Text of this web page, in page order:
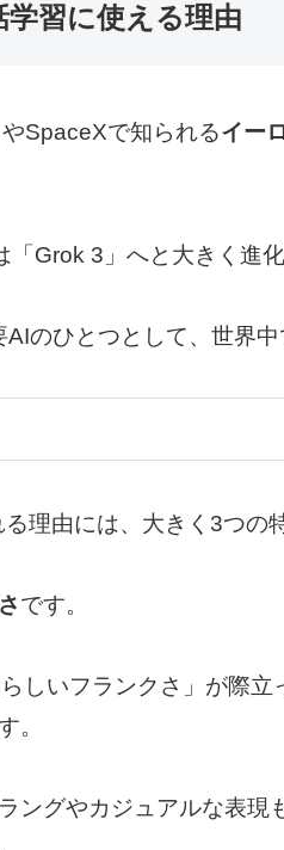
習に使える理由
SpaceXで知られるイー
Grok 3」へと大きく進化
のひとつとして、世界中
理由には、大きく3つの
です。
しいフランクさ」が際
。
ングやカジュアルな表